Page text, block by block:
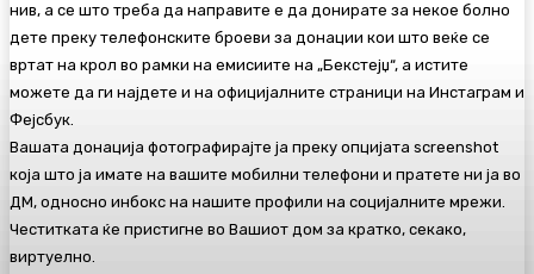
нив, а се што треба да направите е да донирате за некое болно
дете преку телефонските броеви за донации кои што веќе се
вртат на крол во рамки на емисиите на „Бекстејџ“, а истите
можете да ги најдете и на официјалните страници на Инстаграм и
Фејсбук.
Вашата донација фотографирајте ја преку опцијата screenshot
која што ја имате на вашите мобилни телефони и пратете ни ја во
ДМ, односно инбокс на нашите профили на социјалните мрежи.
Честитката ќе пристигне во Вашиот дом за кратко, секако,
виртуелно.